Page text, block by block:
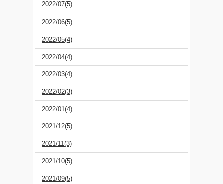
2022/07(5)
2022/06(5)
2022/05(4)
2022/04(4)
2022/03(4)
2022/02(3)
2022/01(4)
2021/12(5)
2021/11(3)
2021/10(5)
2021/09(5)